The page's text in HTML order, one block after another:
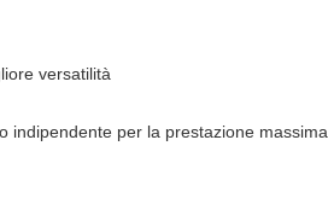
versatilità
indipendente per la prestazione massima